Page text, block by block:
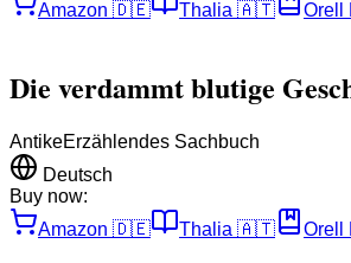
Amazon 🇩🇪 Thalia 🇦🇹 Orell
Die verdammt blutige
AntikeErzählendes Sachbuch
Deutsch
Buy now:
Amazon 🇩🇪 Thalia 🇦🇹 Orell